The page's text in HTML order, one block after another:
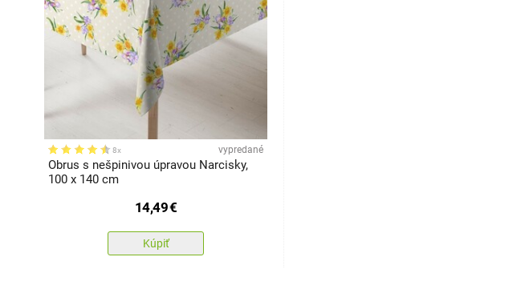
8x vypredané
Obrus s nešpinivou úpravou Narcisky,
100 x 140 cm
14,49€
Kúpiť